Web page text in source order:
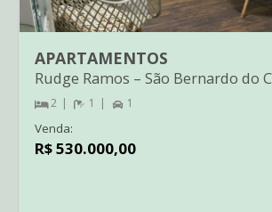
APARTAMENTOS
Rudge Ramos – São Bernardo do
2 1 1
Venda:
R$ 530.000,00